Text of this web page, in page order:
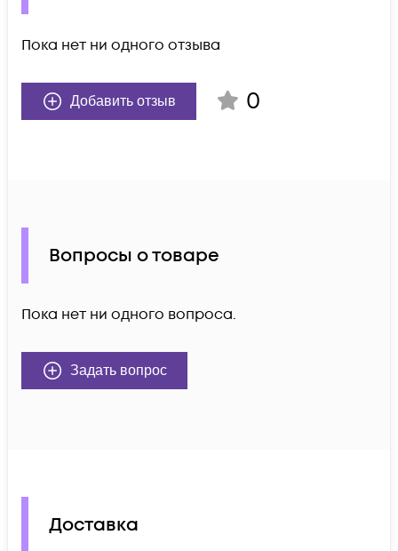
Пока нет ни одного отзыва
Добавить отзыв 0
Вопросы о товаре
Пока нет ни одного вопроса.
Задать вопрос
Доставка